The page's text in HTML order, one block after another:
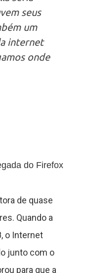
seus
um
internet
onde
do Firefox
de quase
Quando a
o Internet
junto com o
para que a